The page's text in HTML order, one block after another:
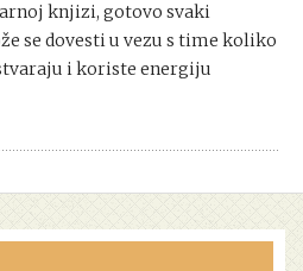
knjizi, gotovo svaki
se dovesti u vezu s time koliko
i koriste energiju